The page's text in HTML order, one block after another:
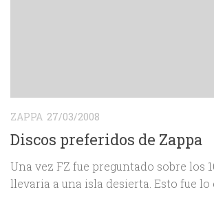
ZAPPA 27/03/2008
Discos preferidos de Zappa
Una vez FZ fue preguntado sobre los
llevaria a una isla desierta. Esto fue lo